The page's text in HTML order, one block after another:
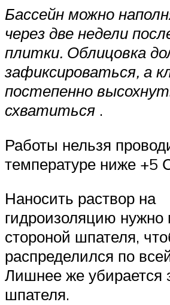
Бассейн можно
через две недели
плитки. Облицовка
зафиксироваться, а
постепенно
схватиться .
Работы нельзя
температуре ниже +5
Наносить раствор на
гидроизоляцию нужно
стороной шпателя,
распределился по
Лишнее же убирается
шпателя.